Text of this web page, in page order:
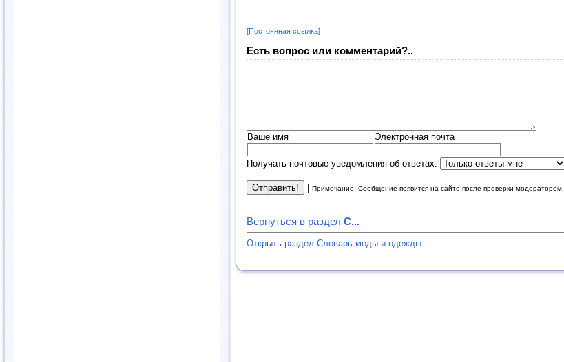
[Постоянная ссылка]
Есть вопрос или комментарий?..
Ваше имя Электронная почта
Получать почтовые уведомления об ответах:
Примечание. Сообщение появится на сайте после проверки модератором.
Вернуться в раздел С...
Открыть раздел Словарь моды и одежды